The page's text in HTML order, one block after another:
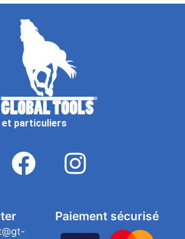
particuliers
Paiement sécurisé